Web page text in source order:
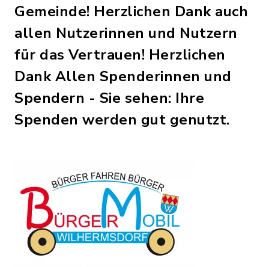
Gemeinde! Herzlichen Dank auch
allen Nutzerinnen und Nutzern
für das Vertrauen! Herzlichen
Dank Allen Spenderinnen und
Spendern - Sie sehen: Ihre
Spenden werden gut genutzt.